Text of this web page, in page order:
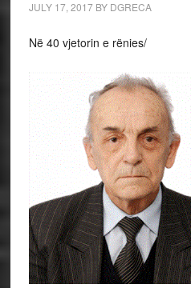
JULY 17, 2017BY DGRECA
Në 40 vjetorin e rënies/